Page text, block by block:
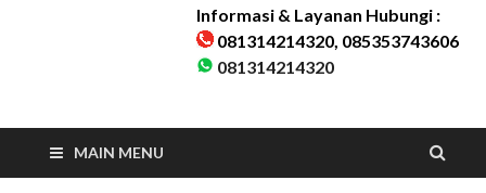
&
Informasi & Layanan Hubungi :
081314214320, 085353743606
081314214320
MAIN MENU